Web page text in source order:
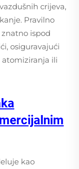
crijeva,
Pravilno
ispod
osiguravajući
ili
kao